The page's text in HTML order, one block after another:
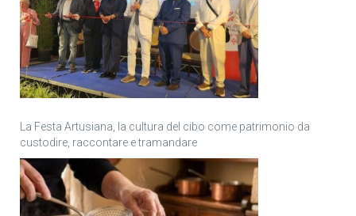
La Festa Artusiana, la cultura del cibo come patrimonio da
custodire, raccontare e tramandare